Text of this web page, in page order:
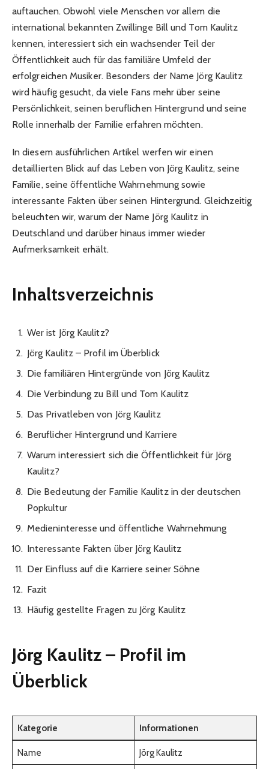
auftauchen. Obwohl viele Menschen vor allem die
international bekannten Zwillinge Bill und Tom Kaulitz
kennen, interessiert sich ein wachsender Teil der
Öffentlichkeit auch für das familiäre Umfeld der
erfolgreichen Musiker. Besonders der Name Jörg Kaulitz
wird häufig gesucht, da viele Fans mehr über seine
Persönlichkeit, seinen beruflichen Hintergrund und seine
Rolle innerhalb der Familie erfahren möchten.
In diesem ausführlichen Artikel werfen wir einen
detaillierten Blick auf das Leben von Jörg Kaulitz, seine
Familie, seine öffentliche Wahrnehmung sowie
interessante Fakten über seinen Hintergrund. Gleichzeitig
beleuchten wir, warum der Name Jörg Kaulitz in
Deutschland und darüber hinaus immer wieder
Aufmerksamkeit erhält.
Inhaltsverzeichnis
Wer ist Jörg Kaulitz?
Jörg Kaulitz – Profil im Überblick
Die familiären Hintergründe von Jörg Kaulitz
Die Verbindung zu Bill und Tom Kaulitz
Das Privatleben von Jörg Kaulitz
Beruflicher Hintergrund und Karriere
Warum interessiert sich die Öffentlichkeit für Jörg
Kaulitz?
Die Bedeutung der Familie Kaulitz in der deutschen
Popkultur
Medieninteresse und öffentliche Wahrnehmung
Interessante Fakten über Jörg Kaulitz
Der Einfluss auf die Karriere seiner Söhne
Fazit
Häufig gestellte Fragen zu Jörg Kaulitz
Jörg Kaulitz – Profil im
Überblick
Kategorie Informationen
Name Jörg Kaulitz